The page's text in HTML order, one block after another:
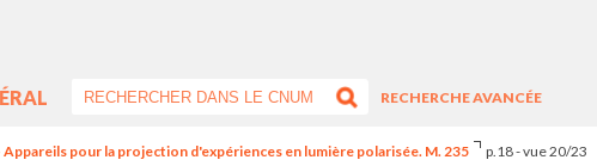
RECHERCHE AVANCÉE
Appareils pour la projection d'expériences en lumière polarisée. M. 235 p.18 - vue 20/23